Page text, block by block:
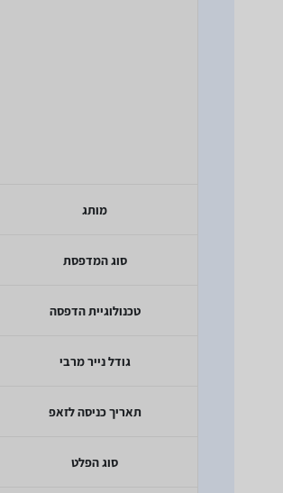
מותג
סוג המדפסת
טכנולוגיית הדפסה
גודל נייר מרבי
תאריך כניסה לזאפ
סוג הפלט